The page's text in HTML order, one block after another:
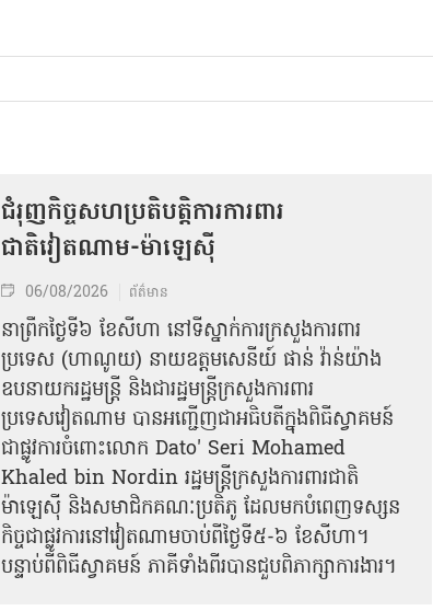
ជំរុញកិច្ចសហប្រតិបត្តិការការពារ
ជាតិវៀតណាម-ម៉ាឡេស៊ី
06/08/2026 ព័ត៌មាន
នា​ព្រឹកថ្ងៃទី៦ ខែសីហា នៅទីស្នាក់ការក្រសួងការពារ
ប្រទេស (ហាណូយ) នាយឧត្តមសេនីយ៍ ផាន់ វ៉ាន់យ៉ាង
ឧបនាយករដ្ឋមន្ត្រី និងជារដ្ឋមន្ត្រីក្រសួងការពារ
ប្រទេសវៀតណាម បានអញ្ជើញជាអធិបតីក្នុងពិធីស្វាគមន៍
ជាផ្លូវការ​ចំពោះលោក Dato' Seri Mohamed
Khaled bin Nordin រដ្ឋមន្ត្រីក្រសួងការពារជាតិ
ម៉ាឡេស៊ី និងសមាជិកគណៈប្រតិភូ ដែលមកបំពេញទស្សន
កិច្ចជាផ្លូវការនៅវៀតណាមចាប់ពីថ្ងៃទី៥-៦ ខែសីហា។
បន្ទាប់ពីពិធីស្វាគមន៍ ភាគីទាំងពីរបានជួបពិភាក្សាការងារ​។